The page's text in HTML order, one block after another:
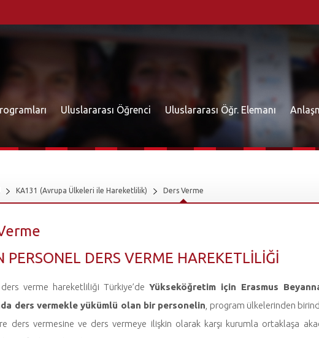
Uluslararası Öğrenci Uluslararası Öğr. Elemanı
KA131 (Avrupa Ülkeleri ile Hareketlilik) Ders Verme
PERSONEL DERS VERME HAREKETLİLİĞİ
ders verme hareketliliği Türkiye’deYükseköğretim için Erasmus
ders vermekle yükümlü olan bir personelin , program ülkelerinden
ders vermesine ve ders vermeye ilişkin olarak karşı kurumla ortaklaşa